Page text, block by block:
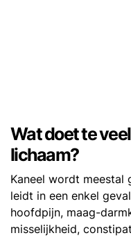
Wat doet te
lichaam?
Kaneel wordt meestal
leidt in een enkel
hoofdpijn, maag-
misselijkheid,